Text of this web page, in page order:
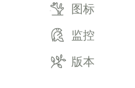
图标
监控
版本